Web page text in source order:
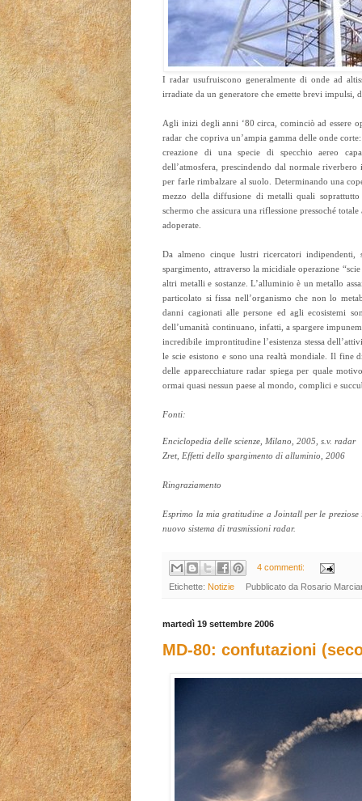
I radar usufruiscono generalmente di onde ad
irradiate da un generatore che emette brevi impulsi,
Agli inizi degli anni ‘80 circa, cominciò ad essere
radar che copriva un’ampia gamma delle onde
creazione di una specie di specchio aereo
dell’atmosfera, prescindendo dal normale
per farle rimbalzare al suolo. Determinando una
mezzo della diffusione di metalli quali soprattutto
schermo che assicura una riflessione pressoché
adoperate.
Da almeno cinque lustri ricercatori indipendenti,
spargimento, attraverso la micidiale operazione
altri metalli e sostanze. L’alluminio è un metallo
particolato si fissa nell’organismo che non lo
danni cagionati alle persone ed agli ecosistemi
dell’umanità continuano, infatti, a spargere
incredibile improntitudine l’esistenza stessa
le scie esistono e sono una realtà mondiale. Il fine
delle apparecchiature radar spiega per quale
ormai quasi nessun paese al mondo, complici e
Fonti:
Enciclopedia delle scienze, Milano, 2005, s.v. radar
Zret, Effetti dello spargimento di alluminio, 2006
Ringraziamento
Esprimo la mia gratitudine a Jointall per le
nuovo sistema di trasmissioni radar.
4 commenti:
Etichette: Notizie Pubblicato da Rosario
martedì 19 settembre 2006
MD-80: confutazioni